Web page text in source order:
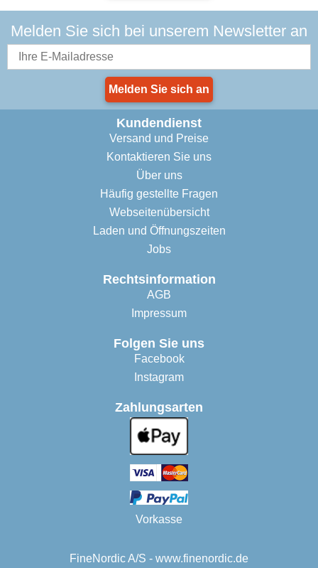
Melden Sie sich bei unserem Newsletter an
Melden Sie sich an
Kundendienst
Versand und Preise
Kontaktieren Sie uns
Über uns
Häufig gestellte Fragen
Webseitenübersicht
Laden und Öffnungszeiten
Jobs
Rechtsinformation
AGB
Impressum
Folgen Sie uns
Facebook
Instagram
Zahlungsarten
Vorkasse
FineNordic A/S - www.finenordic.de